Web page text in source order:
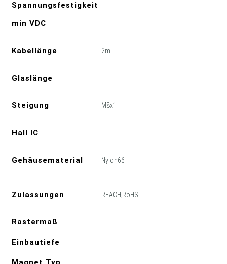
Spannungsfestigkeit
min VDC
Kabellänge 2m
Glaslänge
Steigung M8x1
Hall IC
Gehäusematerial Nylon66
Zulassungen REACH;RoHS
Rastermaß
Einbautiefe